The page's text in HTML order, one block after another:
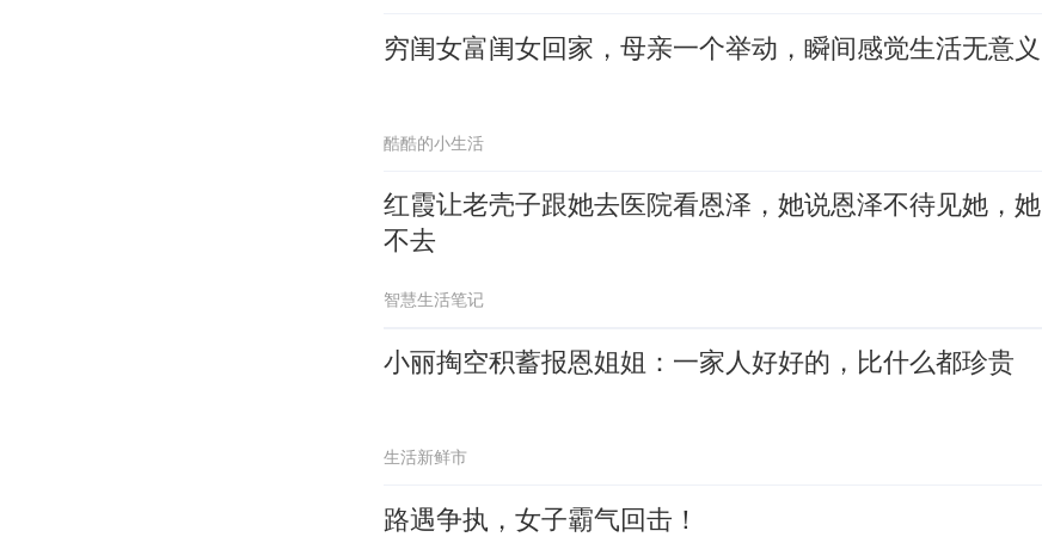
穷闺女富闺女回家，母亲一个举动，瞬间感觉生活无意义
酷酷的小生活
红霞让老壳子跟她去医院看恩泽，她说恩泽不待见她，她
不去
智慧生活笔记
小丽掏空积蓄报恩姐姐：一家人好好的，比什么都珍贵
生活新鲜市
路遇争执，女子霸气回击！